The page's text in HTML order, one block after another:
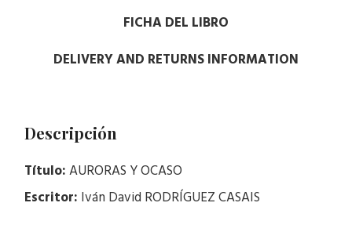
FICHA DEL LIBRO
DELIVERY AND RETURNS INFORMATION
Descripción
Título:AURORAS Y OCASO
Escritor: Iván David RODRÍGUEZ CASAIS